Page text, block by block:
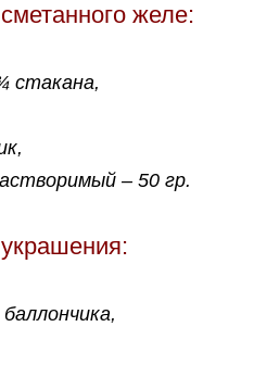
желе:
стакана,
– 50 гр.